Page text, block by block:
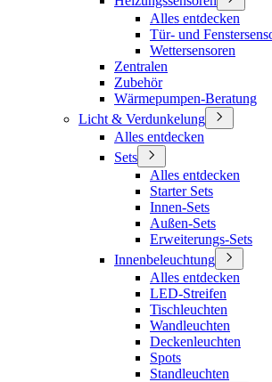
Alles entdecken
Tür- und
Wettersensoren
Zentralen
Zubehör
Wärmepumpen-Beratung
Licht & Verdunkelung
Alles entdecken
Sets
Alles entdecken
Starter Sets
Innen-Sets
Außen-Sets
Erweiterungs-Sets
Innenbeleuchtung
Alles entdecken
LED-Streifen
Tischleuchten
Wandleuchten
Deckenleuchten
Spots
Standleuchten